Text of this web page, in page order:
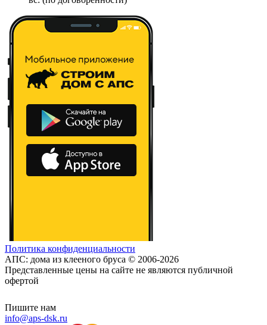
Политика конфиденциальности
АПС: дома из клееного бруса © 2006-2026
Представленные цены на сайте не являются публичной
офертой
Пишите нам
info@aps-dsk.ru